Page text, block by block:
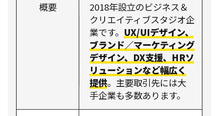
概要
2018年設立のビジネス＆
クリエイティブスタジオ企
業です。 UX/UIデザイン、
ブランド／マーケティング
デザイン、DX支援、HRソ
リューションなど幅広く
提供。主要取引先には大
手企業も多数あります。